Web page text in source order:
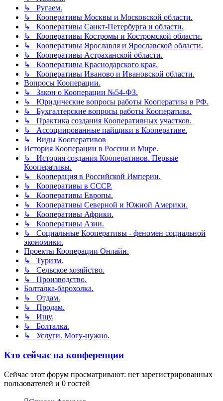
↳ Ругаем.
↳ Кооперативы Москвы и Московской области.
↳ Кооперативы Санкт-Петербурга и области.
↳ Кооперативы Костромы и Костромской области.
↳ Кооперативы Ярославля и Ярославской области.
↳ Кооперативы Астраханской области.
↳ Кооперативы Краснодарского края.
↳ Кооперативы Иваново и Ивановской области.
Вопросы Кооперации.
↳ Закон о Кооперации №54-ФЗ.
↳ Юридические вопросы работы Кооператива в РФ.
↳ Бухгалтерские вопросы работы Кооператива.
↳ Практика создания Кооперативных участков.
↳ Ассоциированные пайщики в Кооперативе.
↳ Виды Кооперативов
История Кооперации в России и Мире.
↳ История создания Кооперативов. Первые
Кооперативы.
↳ Кооперация в Российской Империи.
↳ Кооперативы в СССР.
↳ Кооперативы Европы.
↳ Кооперативы Северной и Южной Америки.
↳ Кооперативы Африки.
↳ Кооперативы Азии.
↳ Социальные Кооперативы - феномен социальной
экономики.
Проекты Кооперации Онлайн.
↳ Туризм.
↳ Сельское хозяйство.
↳ Производство.
Болталка-барохолка.
↳ Отдам.
↳ Продам.
↳ Ищу.
↳ Болталка.
↳ Услуги. Могу-нужно.
Кто сейчас на конференции
Сейчас этот форум просматривают: нет зарегистрированных
пользователей и 0 гостей